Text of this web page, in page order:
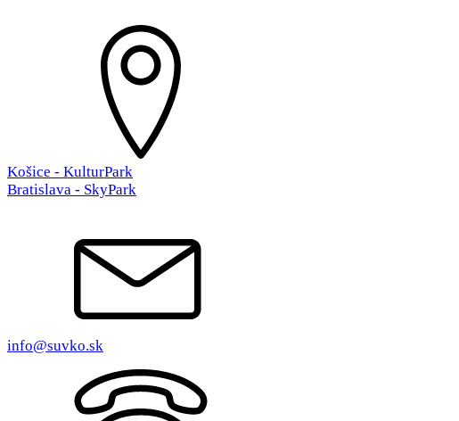
Košice - KulturPark
Bratislava - SkyPark
info@suvko.sk